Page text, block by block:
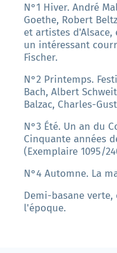
N°1 Hiver. André
Goethe, Robert
et artistes d'Alsace,
un intéressant
Fischer.
N°2 Printemps.
Bach, Albert
Balzac, Charles-
N°3 Été. Un an du
Cinquante années
(Exemplaire 1095/
N°4 Automne. La
Demi-basane
l'époque.